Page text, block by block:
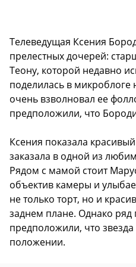
Телеведущая Ксения
прелестных дочерей:
Теону, которой недавно
поделилась в
очень взволновал ее
предположили, что
Ксения показала
заказала в одной из
Рядом с мамой стоит
объектив камеры и
не только торт, но и
заднем плане. Однако ряд
предположили, что
положении.